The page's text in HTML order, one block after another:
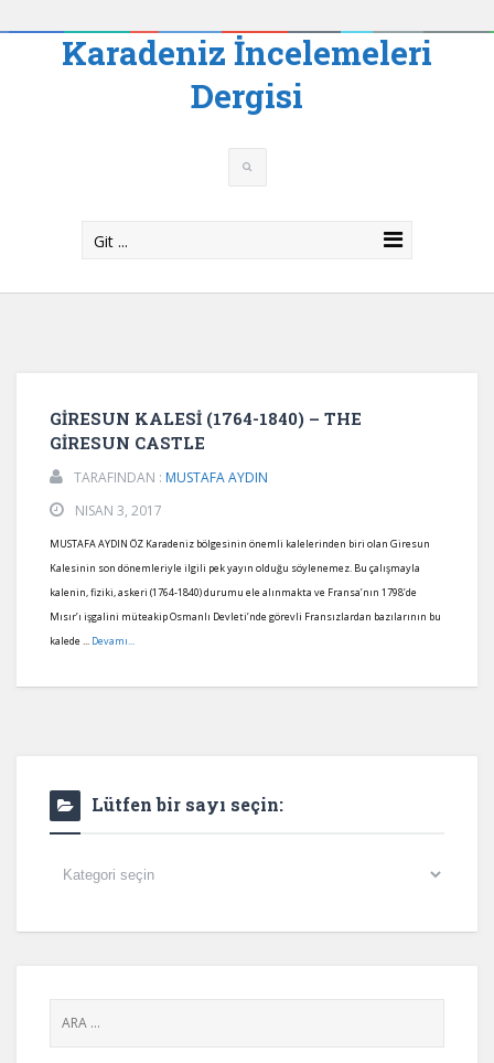
Karadeniz İncelemeleri
Dergisi
Git ...
GİRESUN KALESİ (1764-1840) – THE
GİRESUN CASTLE
TARAFINDAN : MUSTAFA AYDIN
NISAN 3, 2017
MUSTAFA AYDIN ÖZ Karadeniz bölgesinin önemli kalelerinden biri olan Giresun
Kalesinin son dönemleriyle ilgili pek yayın olduğu söylenemez. Bu çalışmayla
kalenin, fiziki, askeri (1764-1840) durumu ele alınmakta ve Fransa’nın 1798’de
Mısır’ı işgalini müteakip Osmanlı Devleti’nde görevli Fransızlardan bazılarının bu
kalede ... Devamı...
Lütfen bir sayı seçin:
Lütfen